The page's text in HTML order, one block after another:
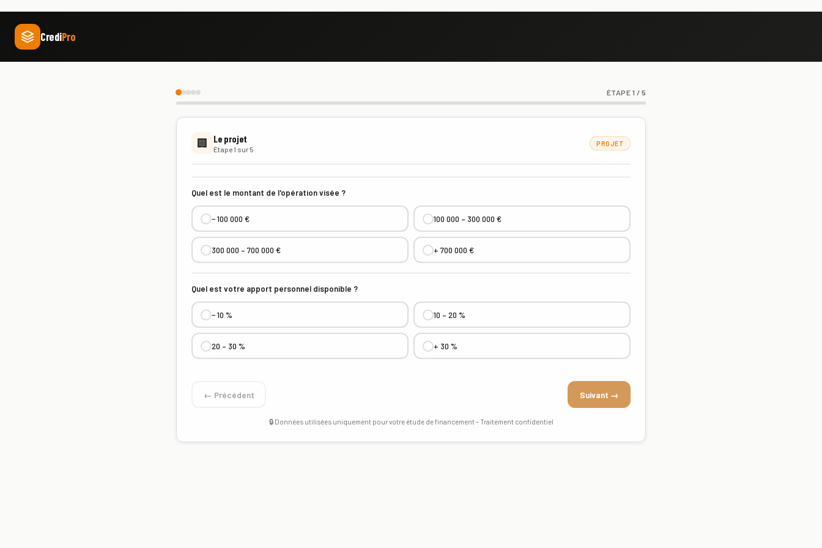
CrediPro
ÉTAPE 1 / 5
🏢 Le projet
Étape 1 sur 5
PROJET
Quel est le montant de l'opération visée ?
− 100 000 € 100 000 – 300 000 €
300 000 – 700 000 € + 700 000 €
Quel est votre apport personnel disponible ?
− 10 % 10 – 20 %
20 – 30 % + 30 %
← Précédent Suivant →
🔒 Données utilisées uniquement pour votre étude de financement – Traitement confidentiel